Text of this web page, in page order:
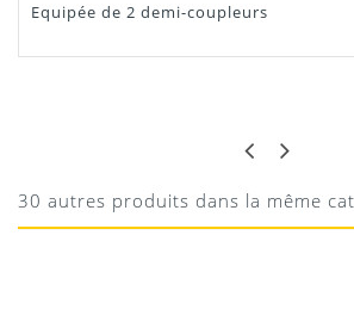
Equipée de 2 demi-coupleurs
30 autres produits dans la même